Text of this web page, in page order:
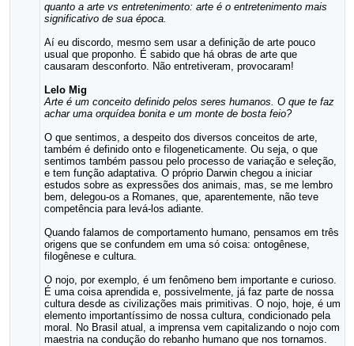
quanto a arte vs entretenimento: arte é o entretenimento mais
significativo de sua época.
Aí eu discordo, mesmo sem usar a definição de arte pouco
usual que proponho. É sabido que há obras de arte que
causaram desconforto. Não entretiveram, provocaram!
Lelo Mig
Arte é um conceito definido pelos seres humanos. O que te faz
achar uma orquídea bonita e um monte de bosta feio?
O que sentimos, a despeito dos diversos conceitos de arte,
também é definido onto e filogeneticamente. Ou seja, o que
sentimos também passou pelo processo de variação e seleção,
e tem função adaptativa. O próprio Darwin chegou a iniciar
estudos sobre as expressões dos animais, mas, se me lembro
bem, delegou-os a Romanes, que, aparentemente, não teve
competência para levá-los adiante.
Quando falamos de comportamento humano, pensamos em três
origens que se confundem em uma só coisa: ontogênese,
filogênese e cultura.
O nojo, por exemplo, é um fenômeno bem importante e curioso.
É uma coisa aprendida e, possivelmente, já faz parte de nossa
cultura desde as civilizações mais primitivas. O nojo, hoje, é um
elemento importantíssimo de nossa cultura, condicionado pela
moral. No Brasil atual, a imprensa vem capitalizando o nojo com
maestria na condução do rebanho humano que nos tornamos.